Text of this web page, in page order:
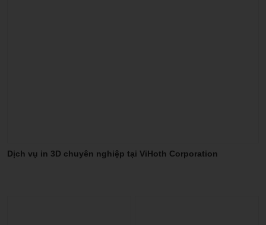
Dịch vụ in 3D chuyên nghiệp tại ViHoth Corporation